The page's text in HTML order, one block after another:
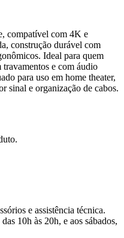
compatível com 4K e
construção durável com
Ideal para quem
travamentos e com áudio
para uso em home theater,
sinal e organização de cabos.
e assistência técnica.
10h às 20h, e aos sábados,